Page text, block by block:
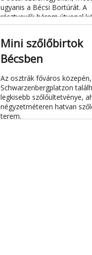
ugyanis a Bécsi Bortúrát. A
résztvevők három útvonal
választhatnak, amelyek
megfáradt kirándulókat.
Mini szőlőbirtok
Bécsben
Az osztrák főváros
Schwarzenbergplatzon
legkisebb szőlőültetvénye,
négyzetméteren hatvan
terem.